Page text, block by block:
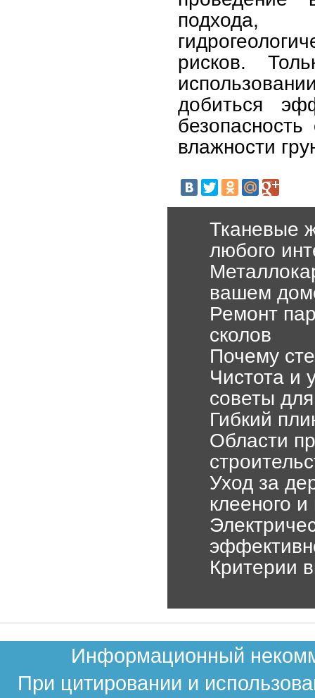
подхода,
рисков.
добиться
влажности
Тканевые
любого
вашем
Ремонт
сколов
Почему
Чистота и
советы
Гибкий
Области
Уход за
клееного
Критерии
Информационный
При цитировании и